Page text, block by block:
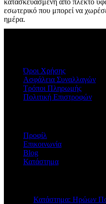
κατασκευασμένη από πλεκτό
εσωτερικό που μπορεί να
ημέρα.
Όροι Χρήσης
Ασφάλεια Συναλλαγών
Τρόποι Πληρωμής
Πολιτική Επιστροφών
Προφίλ
Επικοινωνία
Blog
Κατάστημα
Κατάστημα: Ηρώων